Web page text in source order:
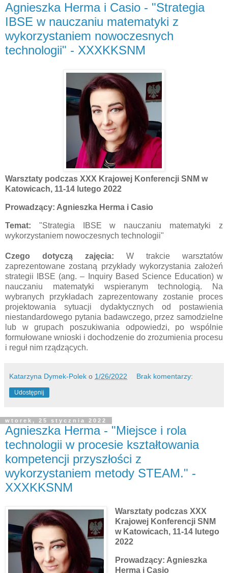
Agnieszka Herma i Casio - "Strategia
IBSE w nauczaniu matematyki z
wykorzystaniem nowoczesnych
technologii" - XXXKKSNM
Warsztaty podczas XXX Krajowej Konferencji SNM w
Katowicach, 11-14 lutego 2022
Prowadzący: Agnieszka Herma i Casio
Temat: "Strategia IBSE w nauczaniu matematyki z
wykorzystaniem nowoczesnych technologii"
Czego dotyczą zajęcia: W trakcie warsztatów
zaprezentowane zostaną przykłady wykorzystania założeń
strategii IBSE (ang. – Inquiry Based Science Education) w
nauczaniu matematyki wspieranym technologią. Na
wybranych przykładach zaprezentowany zostanie proces
projektowania sytuacji dydaktycznych od postawienia
niestandardowego pytania badawczego, przez samodzielne
lub w grupach poszukiwania odpowiedzi, po wspólnie
formułowane wnioski i dochodzenie do zrozumienia procesu
i reguł nim rządzących.
Katarzyna Dymek-Polek o 1/26/2022 Brak komentarzy:
Udostępnij
wtorek, 25 stycznia 2022
Agnieszka Herma - "Miejsce i rola
technologii w procesie kształtowania
kompetencji przyszłości z
wykorzystaniem metody STEAM." -
XXXKKSNM
Warsztaty podczas XXX
Krajowej Konferencji SNM
w Katowicach, 11-14 lutego
2022
Prowadzący: Agnieszka
Herma i Casio